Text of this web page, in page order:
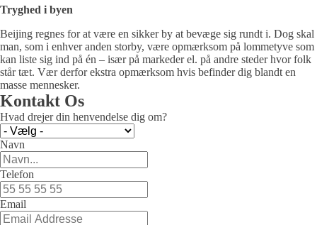
Tryghed i byen
Beijing regnes for at være en sikker by at bevæge sig rundt i. Dog skal
man, som i enhver anden storby, være opmærksom på lommetyve som
kan liste sig ind på én – især på markeder el. på andre steder hvor folk
står tæt. Vær derfor ekstra opmærksom hvis befinder dig blandt en
masse mennesker.
Kontakt Os
Hvad drejer din henvendelse dig om?
Navn
Telefon
Email